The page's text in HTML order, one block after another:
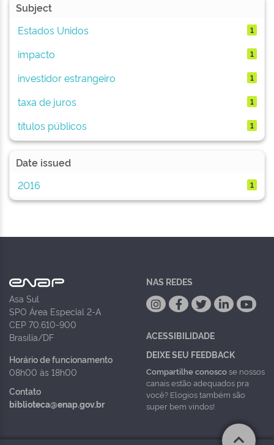
Subject
Estados Unidos
1
impacto 1
investidor estrangeiro 1
taxa de juros 1
títulos públicos 1
Date issued
2016
1
Asa Sul
SPO Área Especial 2-A
CEP 70.610-900
Brasília/DF
Horário de funcionamento
08h00 às 18h00
Contato
biblioteca@enap.gov.br
NAS REDES
ACESSIBILIDADE
DEIXE SEU FEEDBACK
Compartilhe conoscose nossos
canais estão adequados pra
você? Elogios também são
super bem vindos!